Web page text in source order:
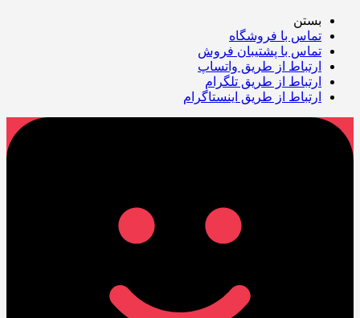
بستن
تماس با فروشگاه
تماس با پشتیبان فروش
ارتباط از طریق واتساپ
ارتباط از طریق تلگرام
ارتباط از طریق اینستاگرام